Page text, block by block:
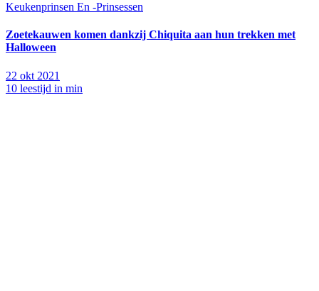
Keukenprinsen En -Prinsessen
Zoetekauwen komen dankzij Chiquita aan hun trekken met
Halloween
22 okt 2021
10 leestijd in min